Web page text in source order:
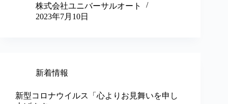
株式会社ユニバーサルオート
2023年7月10日
新着情報
新型コロナウイルス「心よりお見舞いを申し